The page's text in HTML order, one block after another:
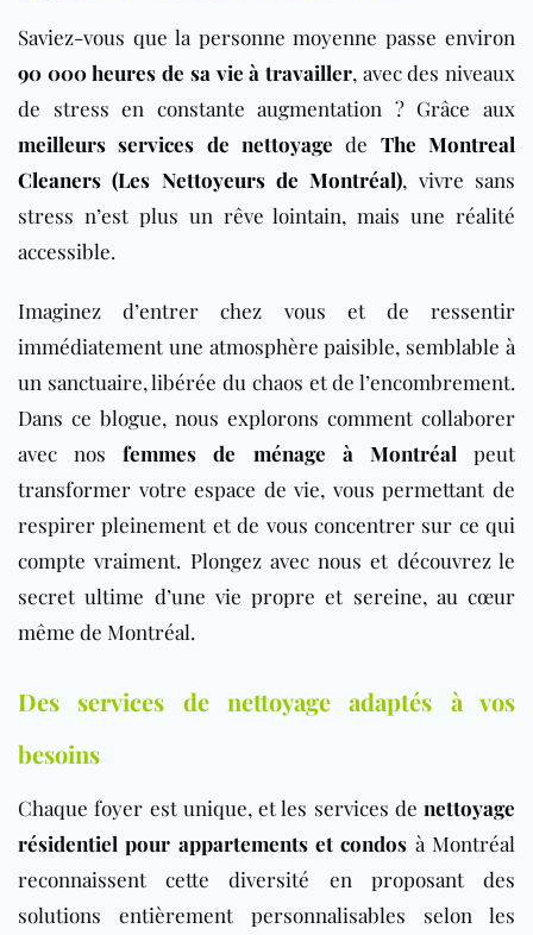
Saviez-vous que la personne moyenne passe environ
90 000 heures de sa vie à travailler, avec des niveaux
de stress en constante augmentation ? Grâce aux
meilleurs services de nettoyage de The Montreal
Cleaners (Les Nettoyeurs de Montréal), vivre sans
stress n’est plus un rêve lointain, mais une réalité
accessible.
Imaginez d’entrer chez vous et de ressentir
immédiatement une atmosphère paisible, semblable à
un sanctuaire, libérée du chaos et de l’encombrement.
Dans ce blogue, nous explorons comment collaborer
avec nosfemmes de ménage à Montréal peut
transformer votre espace de vie, vous permettant de
respirer pleinement et de vous concentrer sur ce qui
compte vraiment. Plongez avec nous et découvrez le
secret ultime d’une vie propre et sereine, au cœur
même de Montréal.
Des services de nettoyage adaptés à vos
besoins
Chaque foyer est unique, et les services de nettoyage
résidentiel pour appartements et condos à Montréal
reconnaissent cette diversité en proposant des
solutions entièrement personnalisables selon les